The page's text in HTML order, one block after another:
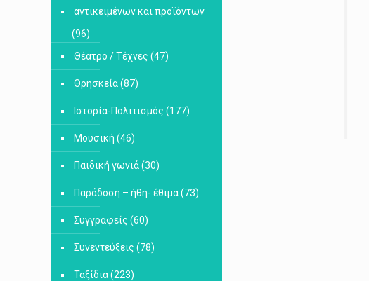
αντικειμένων και προϊόντων
(96)
Θέατρο / Τέχνες (47)
Θρησκεία(87)
Ιστορία-Πολιτισμός (177)
Μουσική (46)
Παιδική γωνιά(30)
Παράδοση – ήθη- έθιμα(73)
Συγγραφείς (60)
Συνεντεύξεις (78)
Ταξίδια(223)